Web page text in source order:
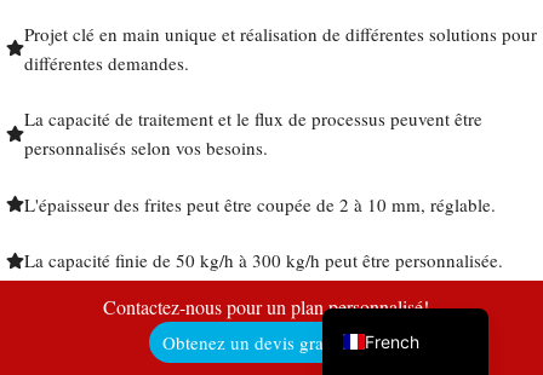
Projet clé en main unique et réalisation de différentes solutions pour
différentes demandes.
La capacité de traitement et le flux de processus peuvent être
personnalisés selon vos besoins.
L'épaisseur des frites peut être coupée de 2 à 10 mm, réglable.
La capacité finie de 50 kg/h à 300 kg/h peut être personnalisée.
Faible budget d'investissement : la ligne de production de frites
surgelées à petite échelle ne nécessite pas trop de travailleurs pour
Contactez-nous pour un plan personnalisé!
Obtenez un devis gratuit ici !French
English
Spanish